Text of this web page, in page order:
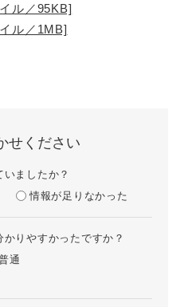
ル／95KB]
ル／1MB]
せください
ましたか？
情報が足りなかった
りやすかったですか？
通